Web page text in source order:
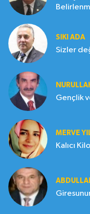
SIKI ADA
Sizler
MERVE
Kalıcı